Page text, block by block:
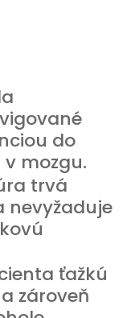
do
mozgu.
trvá
nevyžaduje
ťažkú
zároveň